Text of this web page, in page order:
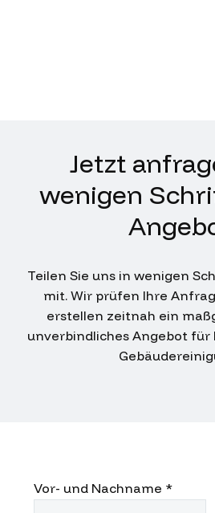
Jetzt
wenigen
Teilen Sie uns in wenigen
mit. Wir prüfen Ihre
erstellen zeitnah ein
unverbindliches Angebot für
Vor- und Nachname *